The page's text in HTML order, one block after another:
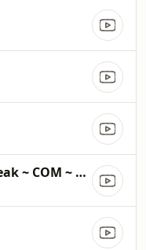
Wskq ~ Station break ~ COM ~ 31500